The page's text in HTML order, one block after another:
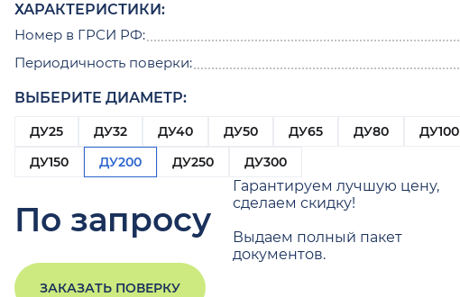
ХАРАКТЕРИСТИКИ:
Номер в ГРСИ РФ:
Периодичность поверки:
ВЫБЕРИТЕ ДИАМЕТР:
ДУ25 ДУ32 ДУ40 ДУ50 ДУ65 ДУ80 ДУ100
ДУ150
ДУ200 ДУ250 ДУ300
По запросу
Гарантируем лучшую цену,
сделаем скидку!
Выдаем полный пакет
документов.
ЗАКАЗАТЬ ПОВЕРКУ